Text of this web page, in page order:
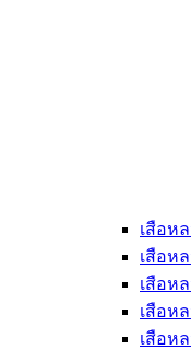
เสือห
เสือห
เสือห
เสือห
เสือห